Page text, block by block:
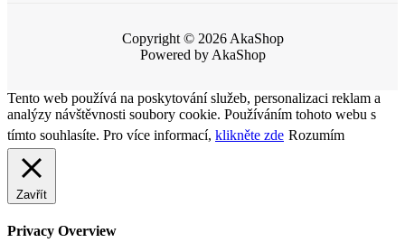
Copyright © 2026 AkaShop
Powered by AkaShop
Tento web používá na poskytování služeb, personalizaci reklam a
analýzy návštěvnosti soubory cookie. Používáním tohoto webu s
tímto souhlasíte. Pro více informací, klikněte zde Rozumím
Zavřít
Privacy Overview